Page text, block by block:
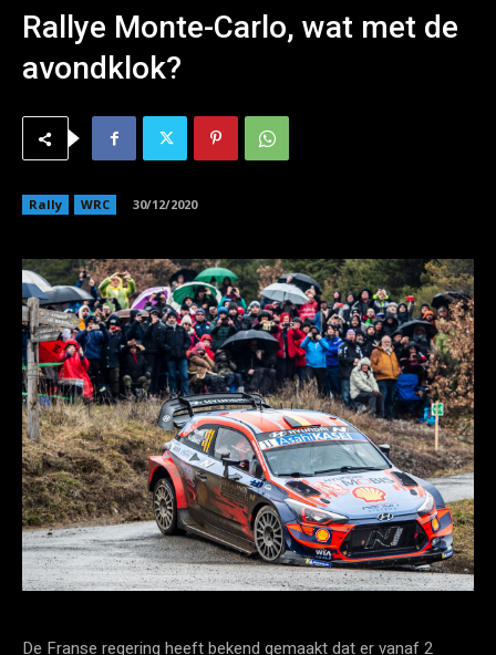
Rallye Monte-Carlo, wat met de
avondklok?
Rally WRC 30/12/2020
De Franse regering heeft bekend gemaakt dat er vanaf 2